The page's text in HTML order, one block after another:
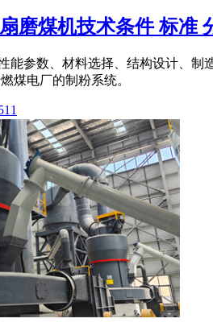
磨煤机技术条件 标准
能参数、材料选择、结构设计、
煤电厂的制粉系统。